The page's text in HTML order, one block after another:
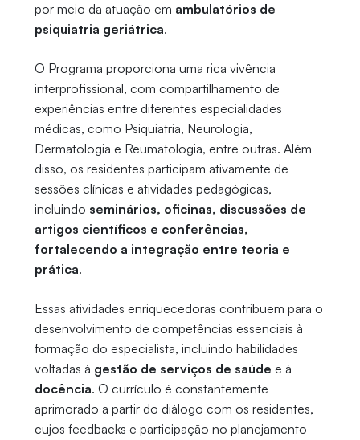
por meio da atuação em ambulatórios de
psiquiatria geriátrica.
O Programa proporciona uma rica vivência
interprofissional, com compartilhamento de
experiências entre diferentes especialidades
médicas, como Psiquiatria, Neurologia,
Dermatologia e Reumatologia, entre outras. Além
disso, os residentes participam ativamente de
sessões clínicas e atividades pedagógicas,
incluindo seminários, oficinas, discussões de
artigos científicos e conferências,
fortalecendo a integração entre teoria e
prática.
Essas atividades enriquecedoras contribuem para o
desenvolvimento de competências essenciais à
formação do especialista, incluindo habilidades
voltadas à gestão de serviços de saúde e à
docência. O currículo é constantemente
aprimorado a partir do diálogo com os residentes,
cujos feedbacks e participação no planejamento